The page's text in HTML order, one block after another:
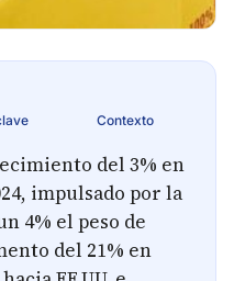
Contexto
del 3% en
impulsado por la
4% el peso de
del 21% en